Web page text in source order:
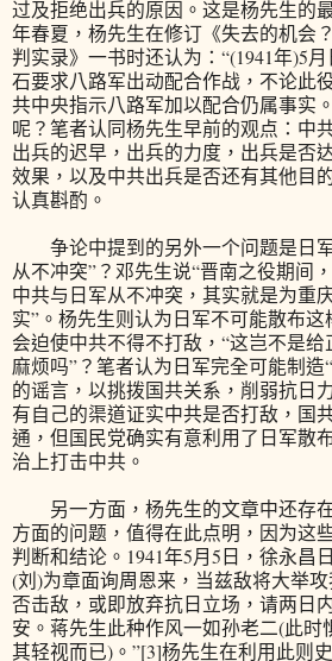
过及拒绝出兵的原因。这是杨先生的
年春夏，杨先生在修订《失去的机
判实录》一书时还认为：“(1941年)5
石要求八路军出动配合作战，不论此
共中央指示八路军加以配合仍属事实
呢？笔者认同杨先生早前的观点：中
出兵的迟早，出兵的力度，出兵是否
效果，以及中共出兵是否还有其他目
认真斟酌。
争论中提到的另外一个问题是日
从不冲突”？邓先生说“晋南之役期间
中共与日军从不冲突，其实就是为重
实”。杨先生则认为日军不可能散布
会迫使中共不得不打敌，“这岂不是
麻烦吗”？笔者认为日军完全可能制造
的谣言，以挑拨国共关系，削弱抗日
有自己的渠道证实中共是否打敌，国
通，但国民党确实有意利用了日军散
治上打击中共。
另一方面，杨先生的文章中还存
方面的问题，值得在此点明，因为这
判断和结论。1941年5月5日，徐永昌
(刘)为章面询周恩来，当兹敌将大举
否击敌，或即放弃抗日立场，请两日
安。蒋先生此种作风一如孙老二(此时
其轻视而已)。”[3]杨先生在利用此则